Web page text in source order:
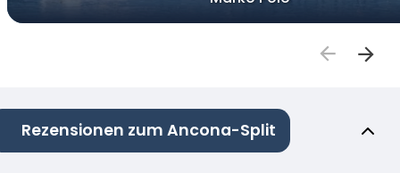
Rezensionen zum Ancona-Split